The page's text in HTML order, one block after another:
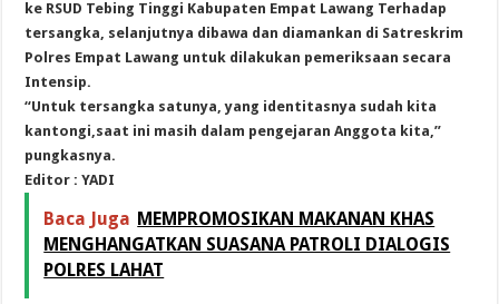
ke RSUD Tebing Tinggi Kabupaten Empat Lawang Terhadap
tersangka, selanjutnya dibawa dan diamankan di Satreskrim
Polres Empat Lawang untuk dilakukan pemeriksaan secara
Intensip.
“Untuk tersangka satunya, yang identitasnya sudah kita
kantongi,saat ini masih dalam pengejaran Anggota kita,”
pungkasnya.
Editor : YADI
Baca Juga MEMPROMOSIKAN MAKANAN KHAS
MENGHANGATKAN SUASANA PATROLI DIALOGIS
POLRES LAHAT